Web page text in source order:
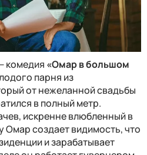
комедия «Омар в большом
парня из
от нежеланной свадьбы
в полный метр.
искренне влюбленный в
Омар создает видимость, что
и зарабатывает